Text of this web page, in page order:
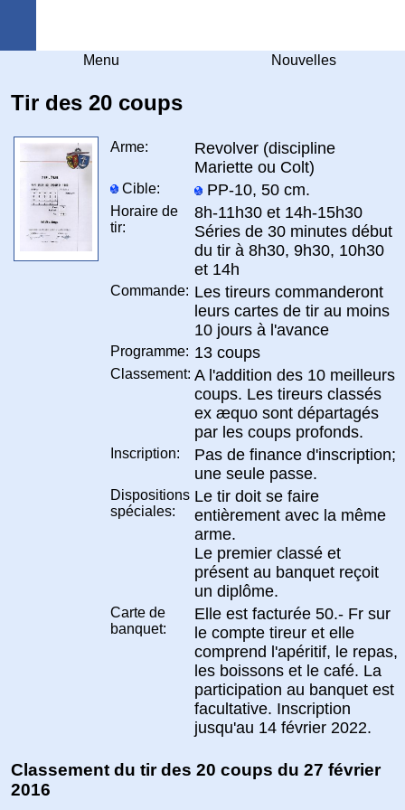
Menu Nouvelles
Tir des 20 coups
Arme:
Revolver (discipline
Mariette ou Colt)
Cible: PP-10, 50 cm.
Horaire de
tir:
8h-11h30 et 14h-15h30
Séries de 30 minutes début
du tir à 8h30, 9h30, 10h30
et 14h
Commande: Les tireurs commanderont
leurs cartes de tir au moins
10 jours à l'avance
Programme: 13 coups
Classement: A l'addition des 10 meilleurs
coups. Les tireurs classés
ex æquo sont départagés
par les coups profonds.
Inscription:
Pas de finance d'inscription;
une seule passe.
Dispositions
spéciales:
Le tir doit se faire
entièrement avec la même
arme.
Le premier classé et
présent au banquet reçoit
un diplôme.
Carte de
banquet:
Elle est facturée 50.- Fr sur
le compte tireur et elle
comprend l'apéritif, le repas,
les boissons et le café. La
participation au banquet est
facultative. Inscription
jusqu'au 14 février 2022.
Classement du tir des 20 coups du 27 février
2016